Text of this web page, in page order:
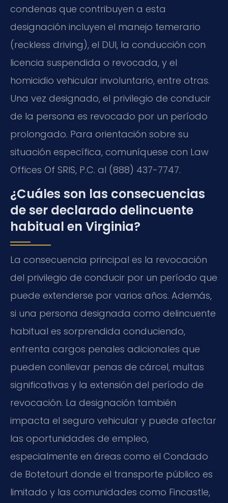
condenas que contribuyen a esta
designación incluyen el manejo temerario
(reckless driving), el DUI, la conducción con
licencia suspendida o revocada, y el
homicidio vehicular involuntario, entre otras.
Una vez designado, el privilegio de conducir
de la persona es revocado por un período
prolongado. Para orientación sobre su
situación específica, comuníquese con Law
Offices Of SRIS, P.C. al (888) 437-7747.
¿Cuáles son las consecuencias
de ser declarado delincuente
habitual en Virginia?
La consecuencia principal es la revocación
del privilegio de conducir por un período que
puede extenderse por varios años. Además,
si una persona designada como delincuente
habitual es sorprendida conduciendo,
enfrenta cargos penales adicionales que
pueden conllevar penas de cárcel, multas
significativas y la extensión del período de
revocación. La designación también
impacta el seguro vehicular y puede afectar
las oportunidades de empleo,
especialmente en áreas como el Condado
de Botetourt donde el transporte público es
limitado y las comunidades como Fincastle,